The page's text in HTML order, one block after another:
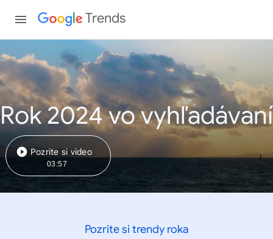
Trends
Rok 2024 vo vyhľadávaní
Pozrite si video
03:57
Pozrite si trendy roka